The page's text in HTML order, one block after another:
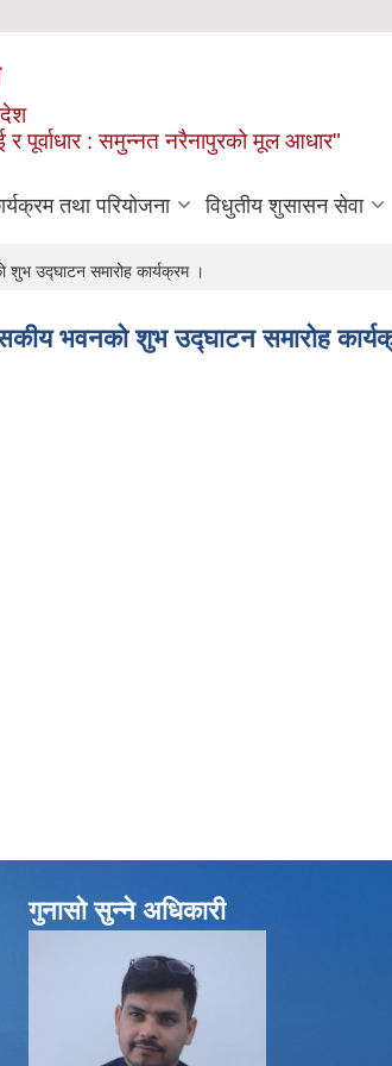
र पूर्वाधार : समुन्नत नरैनापुरको मूल आधार"
तथा परियोजना विधुतीय शुसासन सेवा
शुभ उद्घाटन समारोह कार्यक्रम ।
भवनको शुभ उद्घाटन समारोह
गुनासो सुन्ने अधिकारी